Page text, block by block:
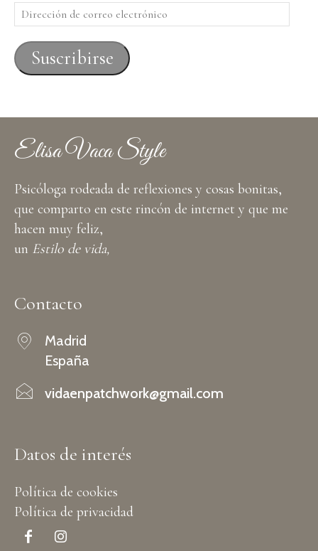
Dirección
de
correo
electrónico
Suscribirse
Elisa Vaca Style
Psicóloga rodeada de reflexiones y cosas bonitas,
que comparto en este rincón de internet y que me
hacen muy feliz,
un Estilo de vida,
Contacto
Madrid
España
vidaenpatchwork@gmail.com
Datos de interés
Política de cookies
Política de privacidad